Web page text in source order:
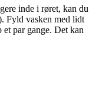
inde i røret, kan du
Fyld vasken med lidt
par gange. Det kan